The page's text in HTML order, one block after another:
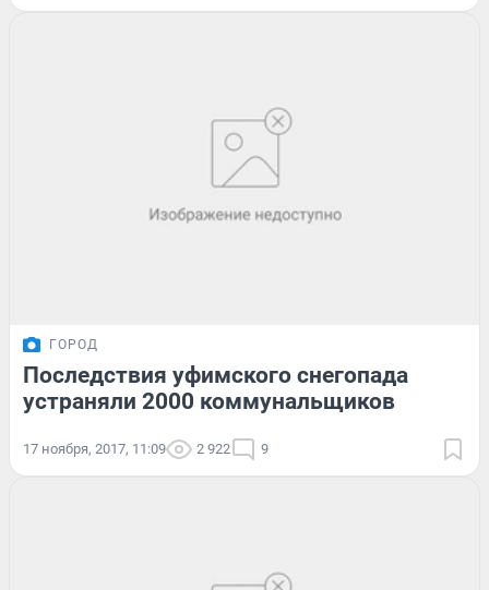
ГОРОД
Последствия уфимского снегопада
устраняли 2000 коммунальщиков
17 ноября, 2017, 11:09 2 922 9